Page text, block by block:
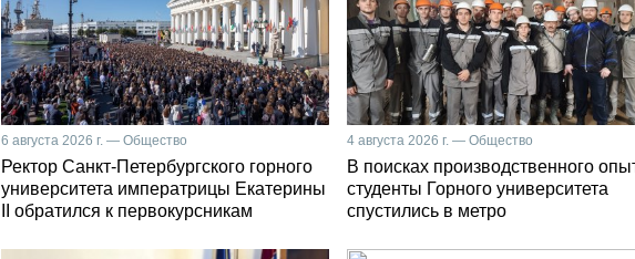
6 августа 2026 г. — Общество
Ректор Санкт-Петербургского горного
университета императрицы Екатерины
II обратился к первокурсникам
4 августа 2026 г. — Общество
В поисках производственного
студенты Горного университета
спустились в метро